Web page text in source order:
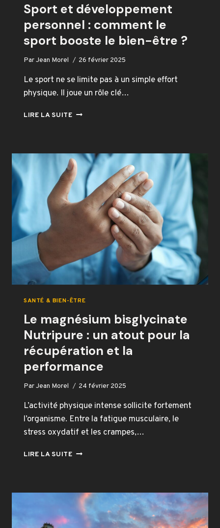
Sport et développement
personnel : comment le
sport booste le bien-être ?
ParJean Morel 26 février 2025
Le sport ne se limite pas à un simple effort
physique. Il joue un rôle clé…
LIRE LA SUITESPORT
:
COMMENT
LE
SPORT
BOOSTE
LE
BIEN-
SANTÉ & BIEN-ÊTRE
Le magnésium bisglycinate
Nutripure : un atout pour la
récupération et la
performance
ParJean Morel 24 février 2025
L’activité physique intense sollicite fortement
l’organisme. Entre la fatigue musculaire, le
stress oxydatif et les crampes,…
LIRE LA SUITELE
:
UN
ATOUT